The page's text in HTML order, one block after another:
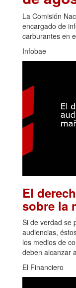
La Comisión
encargado de
carburantes en
Infobae
El
sobre la
Si de verdad se
audiencias,
los medios de
deben alcanzar
El Financiero